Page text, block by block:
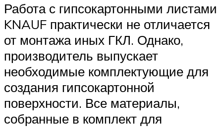
Работа с гипсокартонными листами
KNAUF практически не отличается
от монтажа иных ГКЛ. Однако,
производитель выпускает
необходимые комплектующие для
создания гипсокартонной
поверхности. Все материалы,
собранные в комплект для